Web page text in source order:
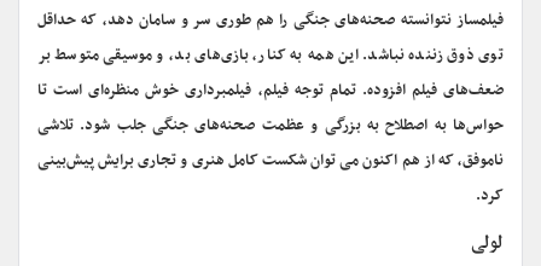
فیلمساز نتوانسته صحنه‌های جنگی را هم طوری سر و سامان دهد، که حداقل
توی ذوق زننده نباشد. این همه به کنار، بازی‌های بد، و موسیقی متوسط بر
ضعف‌های فیلم افزوده. تمام توجه فیلم، فیلمبرداری خوش منظره‌ای است تا
حواس‌ها به اصطلاح به بزرگی و عظمت صحنه‌های جنگی جلب شود. تلاشی
ناموفق، که از هم اکنون می توان شکست کامل هنری و تجاری برایش پیش‌بینی
کرد.
لولی